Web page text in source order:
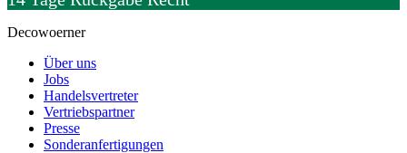
Decowoerner
Über uns
Jobs
Handelsvertreter
Vertriebspartner
Presse
Sonderanfertigungen